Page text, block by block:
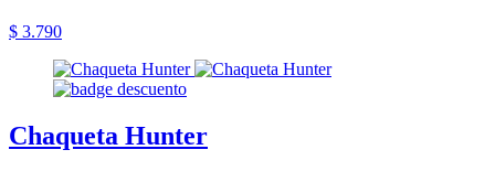
$ 3.790
Chaqueta Hunter